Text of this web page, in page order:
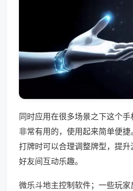
同时应用在很多场景之下这个
非常有用的，使用起来简单便
打牌时可以合理调整牌型，提
好友间互动乐趣。
微乐斗地主控制软件；一些玩